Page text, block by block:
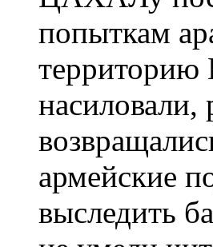
попыткам
территорию
насиловали,
армейские
выследить